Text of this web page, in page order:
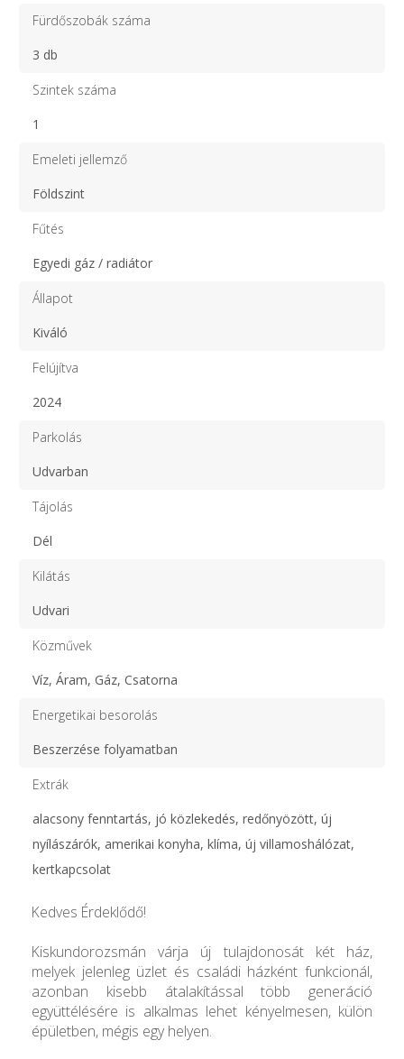
Fürdőszobák száma
3 db
Szintek száma
1
Emeleti jellemző
Földszint
Fűtés
Egyedi gáz / radiátor
Állapot
Kiváló
Felújítva
2024
Parkolás
Udvarban
Tájolás
Dél
Kilátás
Udvari
Közművek
Víz, Áram, Gáz, Csatorna
Energetikai besorolás
Beszerzése folyamatban
Extrák
alacsony fenntartás, jó közlekedés, redőnyözött, új
nyílászárók, amerikai konyha, klíma, új villamoshálózat,
kertkapcsolat
Kedves Érdeklődő!
Kiskundorozsmán várja új tulajdonosát két ház,
melyek jelenleg üzlet és családi házként funkcionál,
azonban kisebb átalakítással több generáció
együttélésére is alkalmas lehet kényelmesen, külön
épületben, mégis egy helyen.